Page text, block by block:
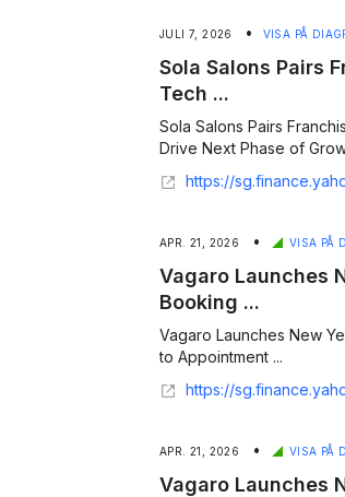
JULI 7, 2026 • VISA PÅ
Sola Salons Pairs
Tech ...
Sola Salons Pairs
Drive Next Phase of
https://sg.finance.yahoo.com/news/sola-salons-pairs-
APR. 21, 2026 • VISA PÅ
Vagaro Launches
Booking ...
Vagaro Launches New
to Appointment ...
https://sg.finance.yahoo.com/news/vagaro-launches-
APR. 21, 2026 • VISA PÅ
Vagaro Launches